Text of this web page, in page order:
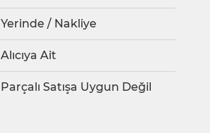
Yerinde / Nakliye
Alıcıya Ait
Parçalı Satışa Uygun Değil